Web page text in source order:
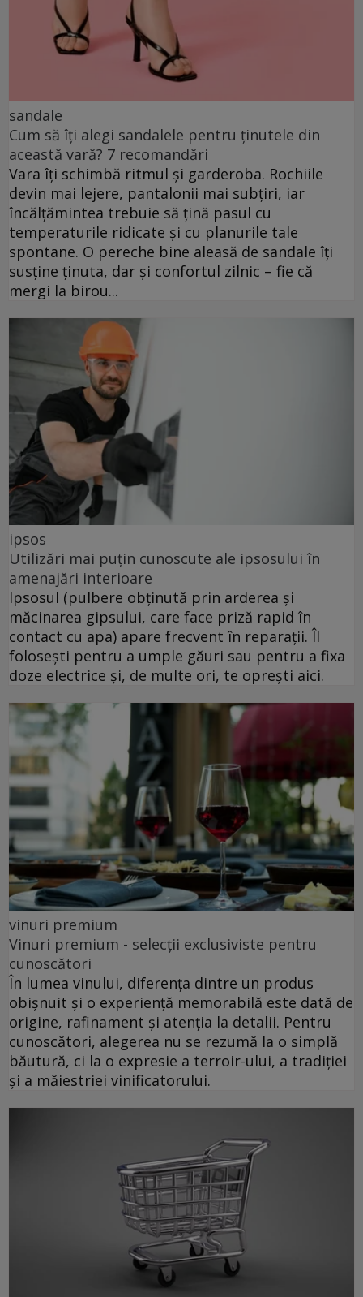
sandale
Cum să îți alegi sandalele pentru ținutele din
această vară? 7 recomandări
Vara îți schimbă ritmul și garderoba. Rochiile
devin mai lejere, pantalonii mai subțiri, iar
încălțămintea trebuie să țină pasul cu
temperaturile ridicate și cu planurile tale
spontane. O pereche bine aleasă de sandale îți
susține ținuta, dar și confortul zilnic – fie că
mergi la birou...
ipsos
Utilizări mai puțin cunoscute ale ipsosului în
amenajări interioare
Ipsosul (pulbere obținută prin arderea și
măcinarea gipsului, care face priză rapid în
contact cu apa) apare frecvent în reparații. Îl
folosești pentru a umple găuri sau pentru a fixa
doze electrice și, de multe ori, te oprești aici.
vinuri premium
Vinuri premium - selecții exclusiviste pentru
cunoscători
În lumea vinului, diferența dintre un produs
obișnuit și o experiență memorabilă este dată de
origine, rafinament și atenția la detalii. Pentru
cunoscători, alegerea nu se rezumă la o simplă
băutură, ci la o expresie a terroir-ului, a tradiției
și a măiestriei vinificatorului.